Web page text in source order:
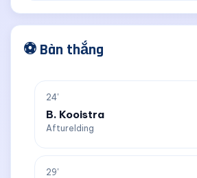
⚽ Bàn thắng
24'
B. Kooistra
Afturelding
29'